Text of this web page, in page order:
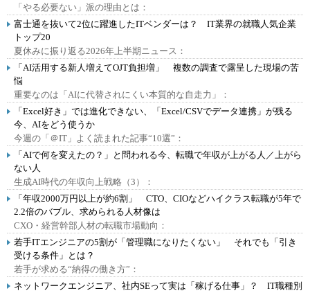
「やる必要ない」派の理由とは：
富士通を抜いて2位に躍進したITベンダーは？ IT業界の就職人気企業
トップ20
夏休みに振り返る2026年上半期ニュース：
「AI活用する新人増えてOJT負担増」 複数の調査で露呈した現場の苦
悩
重要なのは「AIに代替されにくい本質的な自走力」：
「Excel好き」では進化できない、「Excel/CSVでデータ連携」が残る
今、AIをどう使うか
今週の「＠IT」よく読まれた記事“10選”：
「AIで何を変えたの？」と問われる今、転職で年収が上がる人／上がら
ない人
生成AI時代の年収向上戦略（3）：
「年収2000万円以上が約6割」 CTO、CIOなどハイクラス転職が5年で
2.2倍のバブル、求められる人材像は
CXO・経営幹部人材の転職市場動向：
若手ITエンジニアの5割が「管理職になりたくない」 それでも「引き
受ける条件」とは？
若手が求める“納得の働き方”：
ネットワークエンジニア、社内SEって実は「稼げる仕事」？ IT職種別